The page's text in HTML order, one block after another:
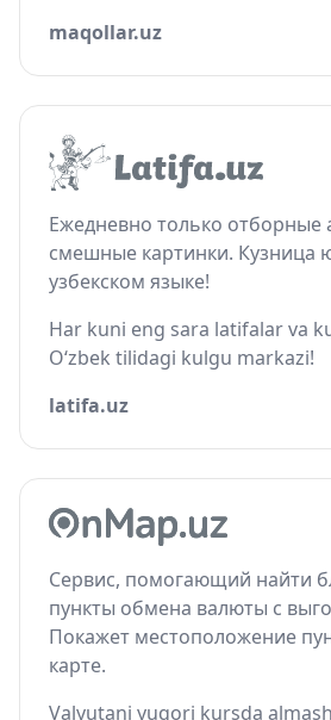
maqollar.uz
Ежедневно только отборные
смешные картинки. Кузница
узбекском языке!
Har kuni eng sara latifalar va
O‘zbek tilidagi kulgu markazi!
latifa.uz
Сервис, помогающий найти
пункты обмена валюты с
Покажет местоположение
карте.
Valyutani yuqori kursda